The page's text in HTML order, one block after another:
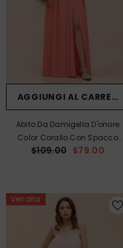
AGGIUNGI AL CARRELLO
Abito Da Damigella D'onore
Color Corallo Con Spacco
Frontale, Abito Da Festa Per
$109.00 $79.00
Vendita